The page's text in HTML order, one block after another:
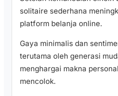
solitaire sederhana
platform belanja online.
Gaya minimalis dan
terutama oleh generasi
menghargai makna
mencolok.